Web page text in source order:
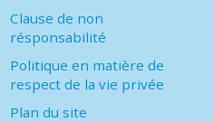
Clause de non
résponsabilité
Politique en matière de
respect de la vie privée
Plan du site